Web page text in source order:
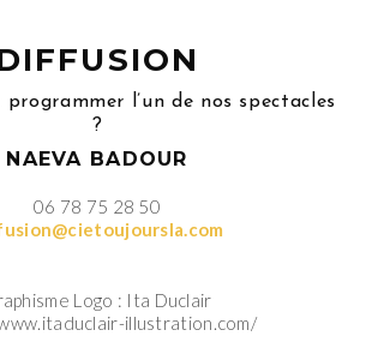
l’un de nos spectacles
?
NAEVA BADOUR
06 78 75 28 50
Logo : Ita Duclair
illustration.com/